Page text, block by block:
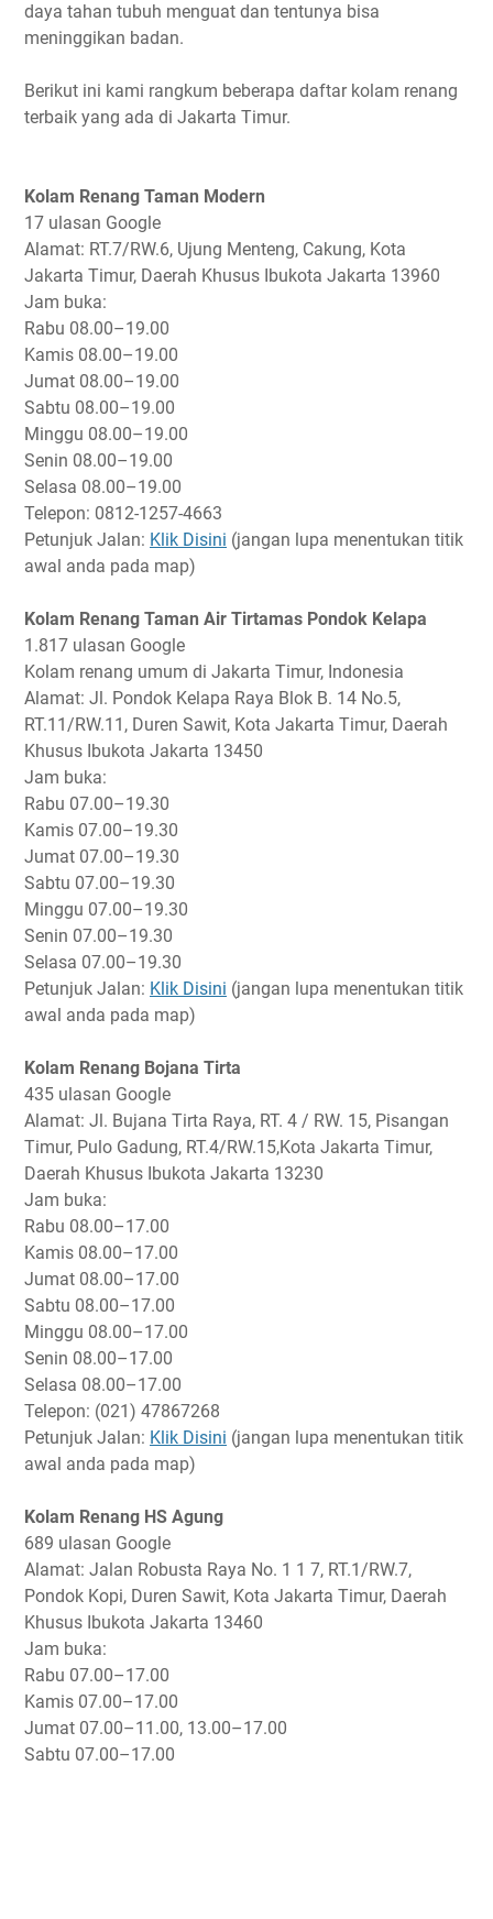
daya tahan tubuh menguat dan tentunya bisa
meninggikan badan.
Berikut ini kami rangkum beberapa daftar kolam renang
terbaik yang ada di Jakarta Timur.
Kolam Renang Taman Modern
17 ulasan Google
Alamat: RT.7/RW.6, Ujung Menteng, Cakung, Kota
Jakarta Timur, Daerah Khusus Ibukota Jakarta 13960
Jam buka:
Rabu 08.00–19.00
Kamis 08.00–19.00
Jumat 08.00–19.00
Sabtu 08.00–19.00
Minggu 08.00–19.00
Senin 08.00–19.00
Selasa 08.00–19.00
Telepon: 0812-1257-4663
Petunjuk Jalan: Klik Disini (jangan lupa menentukan titik
awal anda pada map)
Kolam Renang Taman Air Tirtamas Pondok Kelapa
1.817 ulasan Google
Kolam renang umum di Jakarta Timur, Indonesia
Alamat: Jl. Pondok Kelapa Raya Blok B. 14 No.5,
RT.11/RW.11, Duren Sawit, Kota Jakarta Timur, Daerah
Khusus Ibukota Jakarta 13450
Jam buka:
Rabu 07.00–19.30
Kamis 07.00–19.30
Jumat 07.00–19.30
Sabtu 07.00–19.30
Minggu 07.00–19.30
Senin 07.00–19.30
Selasa 07.00–19.30
Petunjuk Jalan: Klik Disini (jangan lupa menentukan titik
awal anda pada map)
Kolam Renang Bojana Tirta
435 ulasan Google
Alamat: Jl. Bujana Tirta Raya, RT. 4 / RW. 15, Pisangan
Timur, Pulo Gadung, RT.4/RW.15,Kota Jakarta Timur,
Daerah Khusus Ibukota Jakarta 13230
Jam buka:
Rabu 08.00–17.00
Kamis 08.00–17.00
Jumat 08.00–17.00
Sabtu 08.00–17.00
Minggu 08.00–17.00
Senin 08.00–17.00
Selasa 08.00–17.00
Telepon: (021) 47867268
Petunjuk Jalan: Klik Disini (jangan lupa menentukan titik
awal anda pada map)
Kolam Renang HS Agung
689 ulasan Google
Alamat: Jalan Robusta Raya No. 1 1 7, RT.1/RW.7,
Pondok Kopi, Duren Sawit, Kota Jakarta Timur, Daerah
Khusus Ibukota Jakarta 13460
Jam buka:
Rabu 07.00–17.00
Kamis 07.00–17.00
Jumat 07.00–11.00, 13.00–17.00
Sabtu 07.00–17.00